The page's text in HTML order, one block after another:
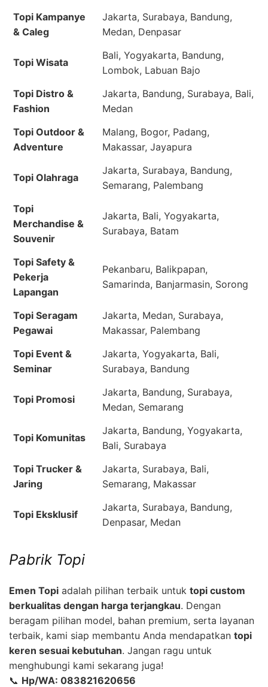
Topi Kampanye
& Caleg
Jakarta, Surabaya, Bandung,
Medan, Denpasar
Topi Wisata
Bali, Yogyakarta, Bandung,
Lombok, Labuan Bajo
Topi Distro &
Fashion
Jakarta, Bandung, Surabaya, Bali,
Medan
Topi Outdoor &
Adventure
Malang, Bogor, Padang,
Makassar, Jayapura
Topi Olahraga
Jakarta, Surabaya, Bandung,
Semarang, Palembang
Topi
Merchandise &
Souvenir
Jakarta, Bali, Yogyakarta,
Surabaya, Batam
Topi Safety &
Pekerja
Lapangan
Pekanbaru, Balikpapan,
Samarinda, Banjarmasin, Sorong
Topi Seragam
Pegawai
Jakarta, Medan, Surabaya,
Makassar, Palembang
Topi Event &
Seminar
Jakarta, Yogyakarta, Bali,
Surabaya, Bandung
Topi Promosi
Jakarta, Bandung, Surabaya,
Medan, Semarang
Topi Komunitas
Jakarta, Bandung, Yogyakarta,
Bali, Surabaya
Topi Trucker &
Jaring
Jakarta, Surabaya, Bali,
Semarang, Makassar
Topi Eksklusif
Jakarta, Surabaya, Bandung,
Denpasar, Medan
Pabrik Topi
Emen Topi adalah pilihan terbaik untuk topi custom
berkualitas dengan harga terjangkau. Dengan
beragam pilihan model, bahan premium, serta layanan
terbaik, kami siap membantu Anda mendapatkan topi
keren sesuai kebutuhan. Jangan ragu untuk
menghubungi kami sekarang juga!
📞 Hp/WA: 083821620656